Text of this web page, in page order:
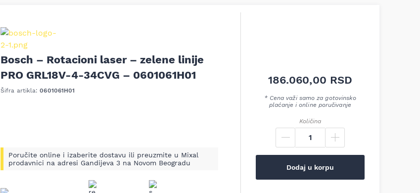
Bosch – Rotacioni laser – zelene linije
PRO GRL18V-4-34CVG – 0601061H01
Šifra artikla:0601061H01
Poručite online i izaberite dostavu ili preuzmite u Mixal
prodavnici na adresi Gandijeva 3 na Novom Beogradu
186.060,00 RSD
* Cena važi samo za gotovinsko
plaćanje i online poručivanje
Količina
Dodaj u korpu